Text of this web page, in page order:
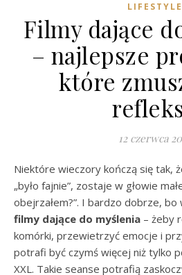
LIFESTYLE
Filmy dające
– najlepsze
które
12 czerwca
Niektóre wieczory kończą się tak,
„było fajnie”, zostaje w głowie
obejrzałem?”. I bardzo dobrze, bo
filmy dające do myślenia – żeby
komórki, przewietrzyć emocje i
potrafi być czymś więcej niż tylko
XXL. Takie seanse potrafią